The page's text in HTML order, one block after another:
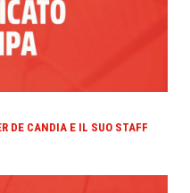
DE CANDIA E IL SUO STAFF